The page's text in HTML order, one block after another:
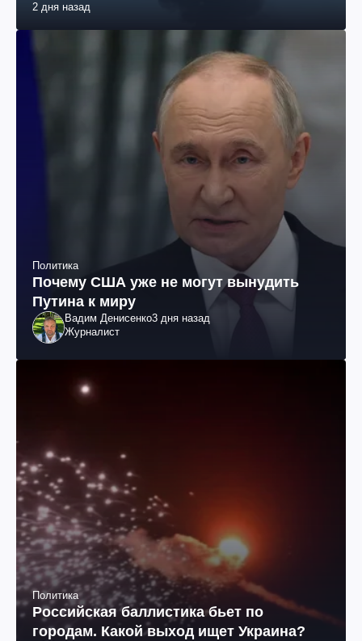
2 дня назад
Политика
Почему США уже не могут вынудить
Путина к миру
Вадим Денисенко3 дня назад
Журналист
Политика
Российская баллистика бьет по
городам. Какой выход ищет Украина?